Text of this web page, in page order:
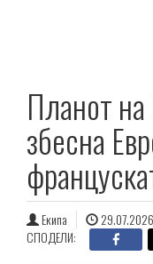
Планот
збесна
Екипа
СПОДЕЛИ: